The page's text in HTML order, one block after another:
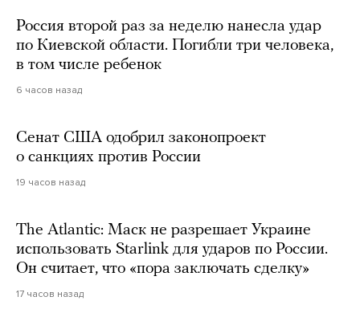
Россия второй раз за неделю нанесла удар
по Киевской области. Погибли три человека,
в том числе ребенок
6 часов назад
Сенат США одобрил законопроект
о санкциях против России
19 часов назад
The Atlantic: Маск не разрешает Украине
использовать Starlink для ударов по России.
Он считает, что «пора заключать сделку»
17 часов назад